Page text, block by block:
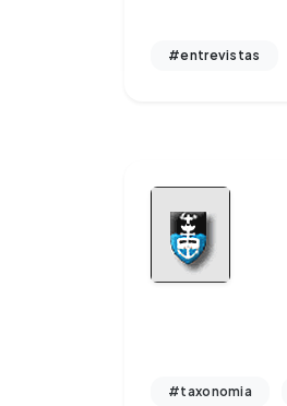
#entrevistas
#taxonomia